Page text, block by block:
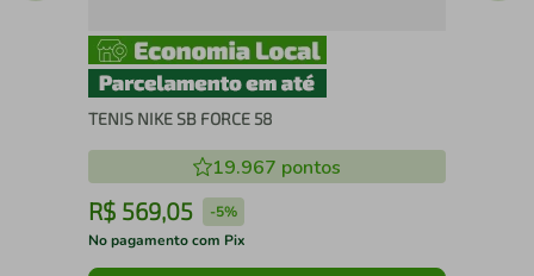
TENIS NIKE SB FORCE 58
19.967 pontos
R$ 569,05 -5%
No pagamento com Pix